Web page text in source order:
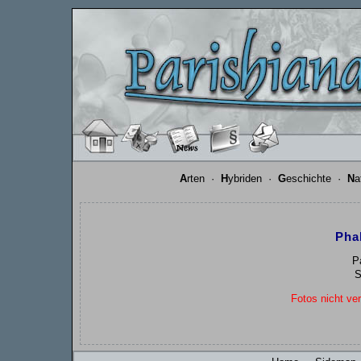
Arten · Hybriden · Geschichte · N
Fotos nicht